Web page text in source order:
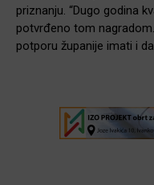
priznanju. “Dugo godina
potvrđeno tom
potporu županije imati i